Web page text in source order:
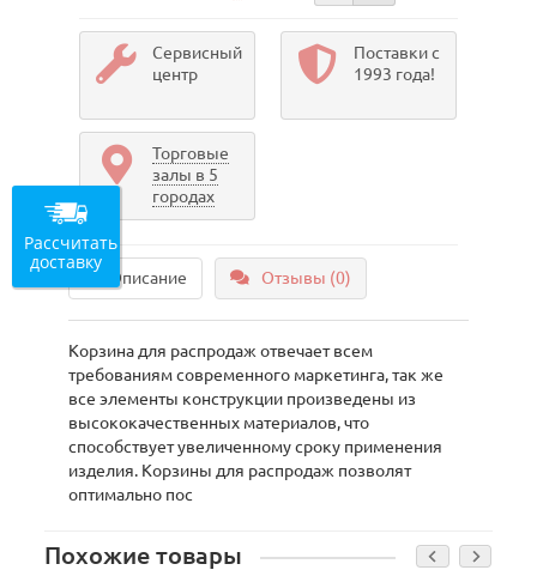
Сервисный
центр
Поставки с
1993 года!
Торговые
залы в 5
городах
Описание Отзывы (0)
Корзина для распродаж отвечает всем
требованиям современного маркетинга, так же
все элементы конструкции произведены из
высококачественных материалов, что
способствует увеличенному сроку применения
изделия. Корзины для распродаж позволят
оптимально пос
Похожие товары
Рассчитать
доставку